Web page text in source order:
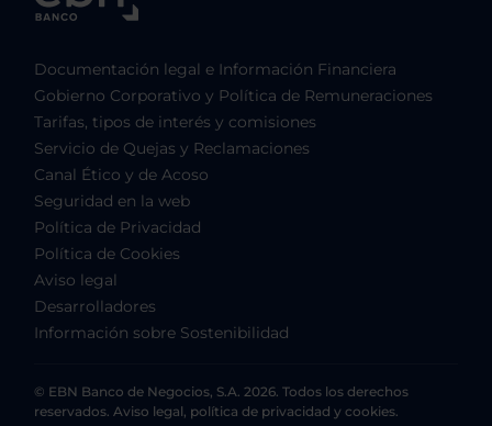
Documentación legal e Información Financiera
Gobierno Corporativo y Política de Remuneraciones
Tarifas, tipos de interés y comisiones
Servicio de Quejas y Reclamaciones
Canal Ético y de Acoso
Seguridad en la web
Política de Privacidad
Política de Cookies
Aviso legal
Desarrolladores
Información sobre Sostenibilidad
© EBN Banco de Negocios, S.A. 2026. Todos los derechos
reservados. Aviso legal, política de privacidad y cookies.